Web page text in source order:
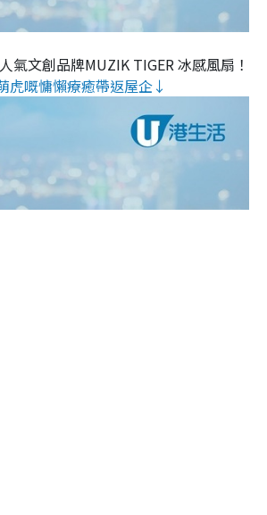
氣文創品牌MUZIK TIGER 冰感風扇！
虎嘅慵懶療癒帶返屋企↓